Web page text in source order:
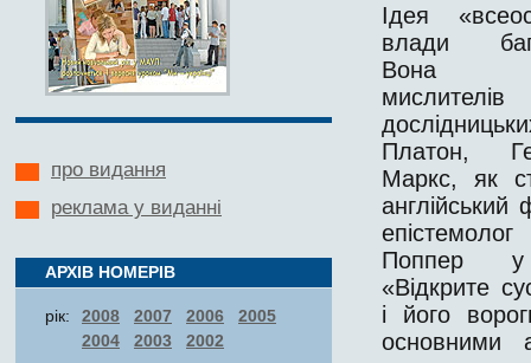
про видання
реклама у виданні
АРХІВ НОМЕРІВ
рік: 2008 2007 2006
2005
2004
2003 2002
Ідея
влади
Вона
Платон,
Маркс, як
англійський
Поппер
«Відкрите
і його
основними